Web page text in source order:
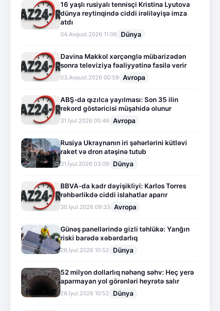
16 yaşlı rusiyalı tennisçi Kristina Lyutova
dünya reytinqində ciddi irəliləyişə imza
atdı
04.Avqust.2026 11:06 Dünya
Davina Makkol xərçənglə mübarizədən
sonra televiziya fəaliyyətinə fasilə verir
03.Avqust.2026 00:59 Avropa
ABŞ-da qızılca yayılması: Son 35 ilin
rekord göstəricisi müşahidə olunur
31.İyul.2026 05:46 Avropa
Rusiya Ukraynanın iri şəhərlərini kütləvi
raket və dron atəşinə tutub
31.İyul.2026 03:09 Dünya
BBVA-da kadr dəyişikliyi: Karlos Torres
rəhbərlikdə ciddi islahatlar aparır
30.İyul.2026 09:33 Avropa
Günəş panellərində gizli təhlükə: Yanğın
riski barədə xəbərdarlıq
26.İyul.2026 10:52 Dünya
52 milyon dollarlıq nəhəng səhv: Heç yerə
aparmayan yol görənləri heyrətə salır
26.İyul.2026 10:52 Dünya